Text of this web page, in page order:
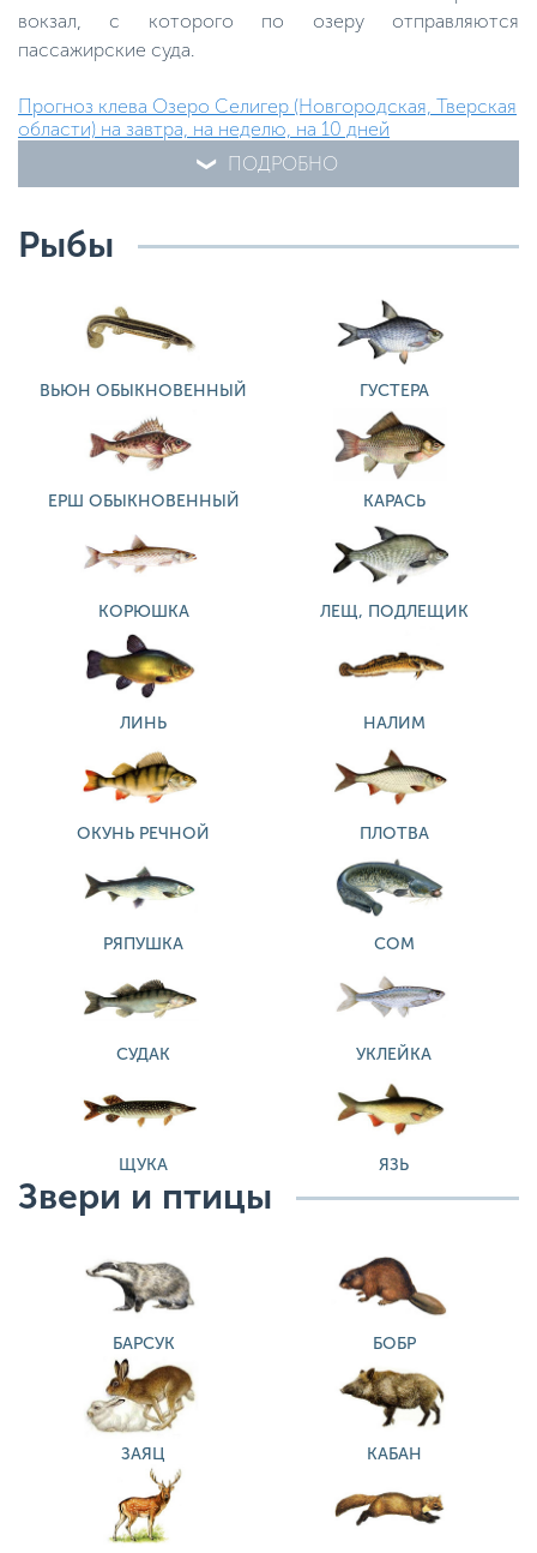
вокзал, с которого по озеру отправляются
пассажирские суда.
Прогноз клева Озеро Селигер (Новгородская, Тверская
области) на завтра, на неделю, на 10 дней
ПОДРОБНО
Рыбы
ВЬЮН ОБЫКНОВЕННЫЙ ГУСТЕРА
ЕРШ ОБЫКНОВЕННЫЙ КАРАСЬ
КОРЮШКА ЛЕЩ, ПОДЛЕЩИК
ЛИНЬ НАЛИМ
ОКУНЬ РЕЧНОЙ ПЛОТВА
РЯПУШКА СОМ
СУДАК УКЛЕЙКА
ЩУКА ЯЗЬ
Звери и птицы
БАРСУК БОБР
ЗАЯЦ КАБАН